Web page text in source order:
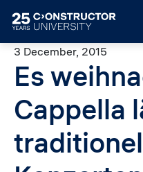
3 December, 2015
Es
Cappella